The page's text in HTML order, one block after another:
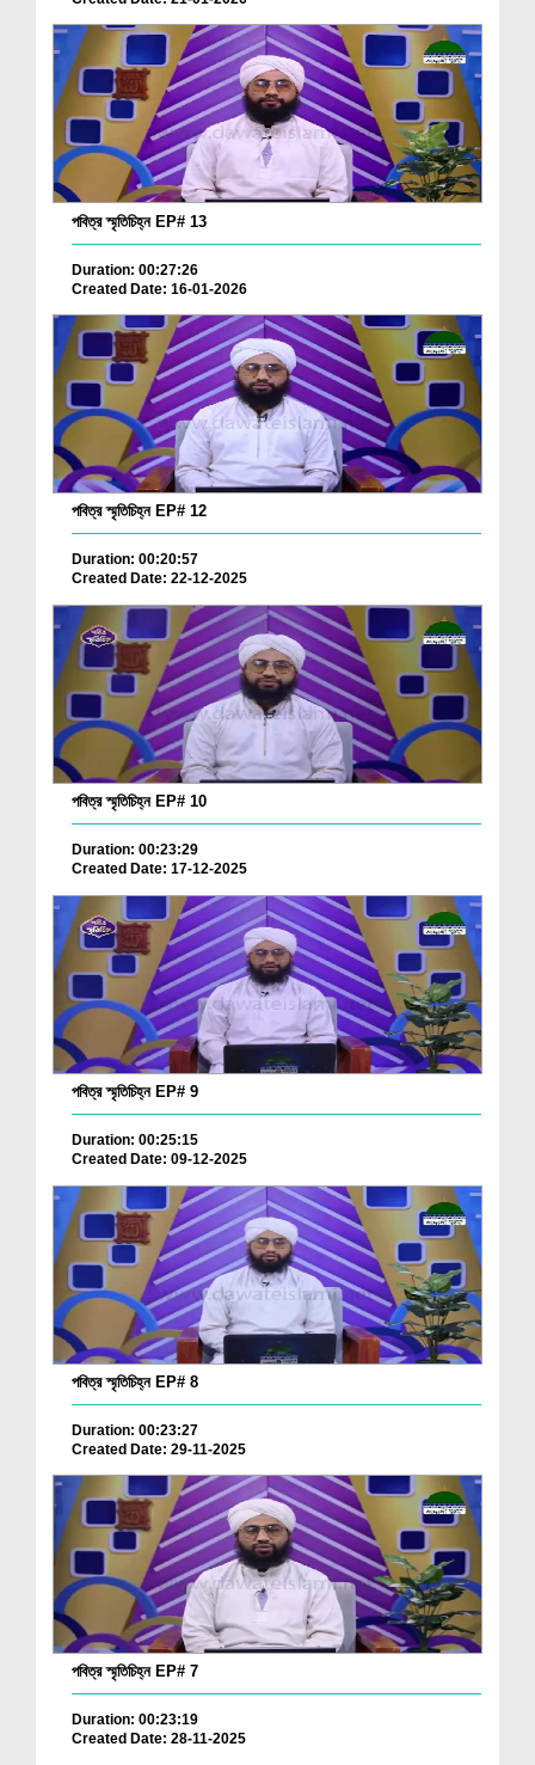
পবিত্র স্মৃতিচিহ্ন EP# 13
Duration: 00:27:26
Created Date: 16-01-2026
পবিত্র স্মৃতিচিহ্ন EP# 12
Duration: 00:20:57
Created Date: 22-12-2025
পবিত্র স্মৃতিচিহ্ন EP# 10
Duration: 00:23:29
Created Date: 17-12-2025
পবিত্র স্মৃতিচিহ্ন EP# 9
Duration: 00:25:15
Created Date: 09-12-2025
পবিত্র স্মৃতিচিহ্ন EP# 8
Duration: 00:23:27
Created Date: 29-11-2025
পবিত্র স্মৃতিচিহ্ন EP# 7
Duration: 00:23:19
Created Date: 28-11-2025